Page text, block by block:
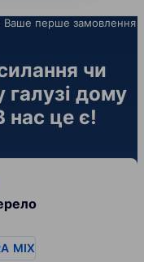
Ваше перше замовлення
чи
галузі дому
нас це є!
MIX